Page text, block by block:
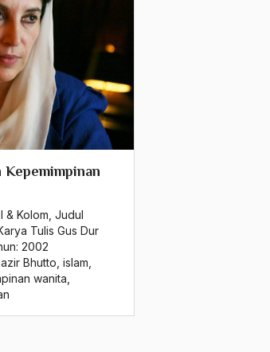
Kepemimpinan
& Kolom Judul
Tulis Gus Dur
2002
Bhutto islam
wanita